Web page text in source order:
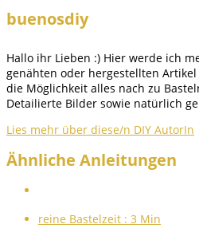
buenosdiy
Hallo ihr Lieben :) Hier werde ich
genähten oder hergestellten
die Möglichkeit alles nach zu
Detailierte Bilder sowie natürlich
Lies mehr über diese/n DIY AutorIn
Ähnliche Anleitungen
reine Bastelzeit : 3 Min